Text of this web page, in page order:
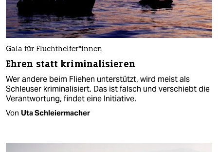
Gala für Flucht­hel­fe­r*in­nen
Ehren statt kriminalisieren
Wer andere beim Fliehen unterstützt, wird meist als
Schleuser kriminalisiert. Das ist falsch und verschiebt die
Verantwortung, findet eine Initiative.
Von Uta Schleiermacher